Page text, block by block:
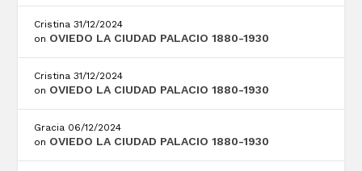
Cristina 31/12/2024
on OVIEDO LA CIUDAD PALACIO 1880-1930
Cristina 31/12/2024
on OVIEDO LA CIUDAD PALACIO 1880-1930
Gracia 06/12/2024
on OVIEDO LA CIUDAD PALACIO 1880-1930